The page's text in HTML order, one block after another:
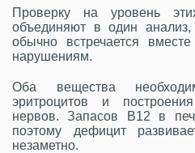
Проверку на уровень
объединяют в один
обычно встречается
нарушениям.
Оба вещества
эритроцитов и
нервов. Запасов B12 в
поэтому дефицит
незаметно.